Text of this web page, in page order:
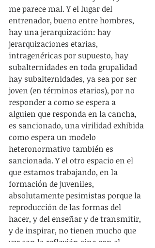
me parece mal. Y el lugar del
entrenador, bueno entre hombres,
hay una jerarquización: hay
jerarquizaciones etarias,
intragenéricas por supuesto, hay
subalternidades en toda grupalidad
hay subalternidades, ya sea por ser
joven (en términos etarios), por no
responder a como se espera a
alguien que responda en la cancha,
es sancionado, una virilidad exhibida
como espera un modelo
heteronormativo también es
sancionada. Y el otro espacio en el
que estamos trabajando, en la
formación de juveniles,
absolutamente pesimistas porque la
reproducción de las formas del
hacer, y del enseñar y de transmitir,
y de inspirar, no tienen mucho que
ver con la reflexión sino con el